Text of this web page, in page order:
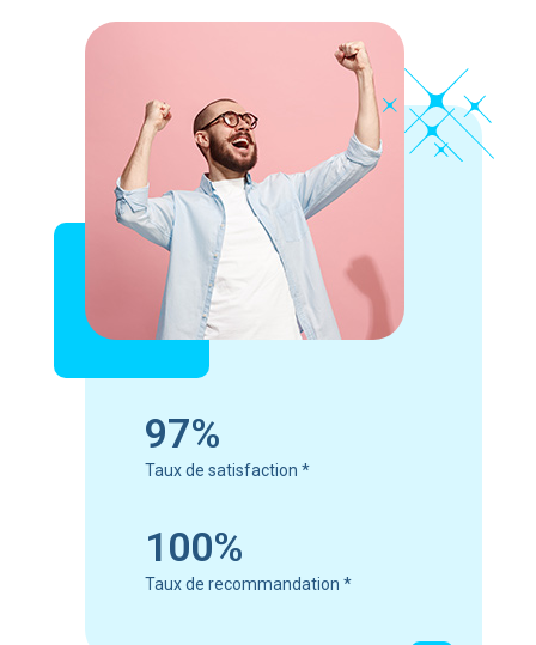
97%
Taux de satisfaction *
100%
Taux de recommandation *